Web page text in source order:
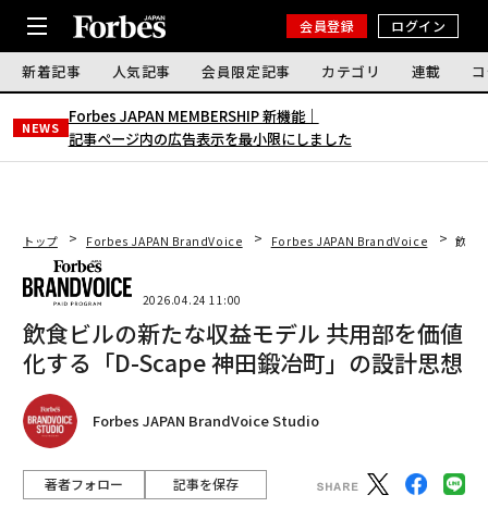
会員登録 ログイン
新着記事 人気記事 会員限定記事 カテゴリ 連載
NEWS
Forbes JAPAN MEMBERSHIP 新機能｜
記事ページ内の広告表示を最小限にしました
トップ Forbes JAPAN BrandVoice Forbes JAPAN BrandVoice 飲食
2026.04.24 11:00
飲食ビルの新たな収益モデル 共用部を価値
化する「D-Scape 神田鍛冶町」の設計思想
Forbes JAPAN BrandVoice Studio
著者フォロー 記事を保存